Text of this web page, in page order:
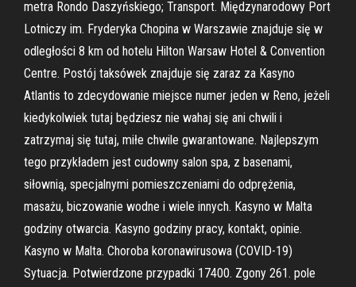
metra Rondo Daszyńskiego; Transport. Międzynarodowy Port
Lotniczy im. Fryderyka Chopina w Warszawie znajduje się w
odległości 8 km od hotelu Hilton Warsaw Hotel & Convention
Centre. Postój taksówek znajduje się zaraz za Kasyno
Atlantis to zdecydowanie miejsce numer jeden w Reno, jeżeli
kiedykolwiek tutaj będziesz nie wahaj się ani chwili i
zatrzymaj się tutaj, miłe chwile gwarantowane. Najlepszym
tego przykładem jest cudowny salon spa, z basenami,
siłownią, specjalnymi pomieszczeniami do odprężenia,
masażu, biczowanie wodne i wiele innych. Kasyno w Malta
godziny otwarcia. Kasyno godziny pracy, kontakt, opinie.
Kasyno w Malta. Choroba koronawirusowa (COVID-19)
Sytuacja. Potwierdzone przypadki 17400. Zgony 261. pole